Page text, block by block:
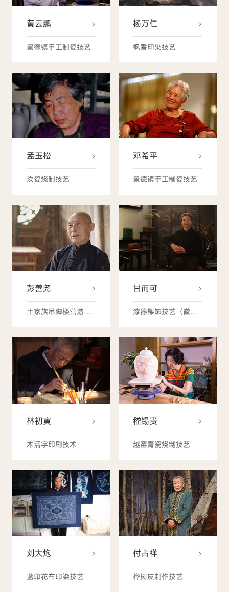
黄云鹏
景德镇手工制瓷技艺
杨万仁
枫香印染技艺
孟玉松
汝瓷烧制技艺
邓希平
景德镇手工制瓷技艺
彭善尧
土家族吊脚楼营造技艺
甘而可
漆器髹饰技艺（徽州漆器髹饰技艺）
林初寅
木活字印刷技术
嵇锡贵
越窑青瓷烧制技艺
刘大炮
蓝印花布印染技艺
付占祥
桦树皮制作技艺